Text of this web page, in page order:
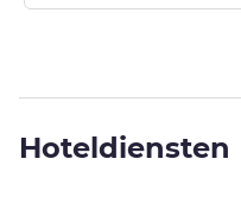
Hoteldiensten